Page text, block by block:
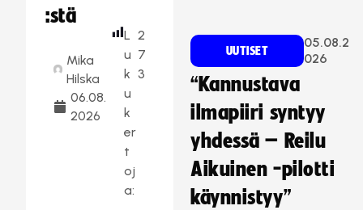
:stä
Mika
Hilska
06.08.
2026
L
u
k
u
k
er
t
oj
a:
2
7
3
UUTISET
05.08.2
026
“Kannustava
ilmapiiri syntyy
yhdessä – Reilu
Aikuinen -pilotti
käynnistyy”